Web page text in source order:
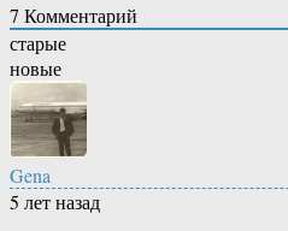
7 Комментарий
старые
новые
Gena
5 лет назад